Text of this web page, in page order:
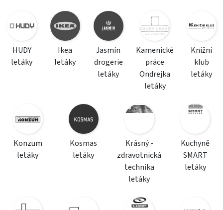
HUDY
letáky
Ikea
letáky
Jasmín
drogerie
letáky
Kamenické
práce
Ondrejka
letáky
Knižní
klub
letáky
Konzum
letáky
Kosmas
letáky
Krásný -
zdravotnická
technika
letáky
Kuchyně
SMART
letáky